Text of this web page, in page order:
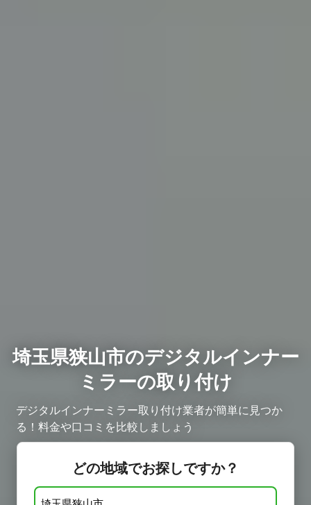
埼玉県狭山市のデジタルインナー
ミラーの取り付け
デジタルインナーミラー取り付け業者が簡単に見つか
る！料金や口コミを比較しましょう ​
どの地域でお探しですか？